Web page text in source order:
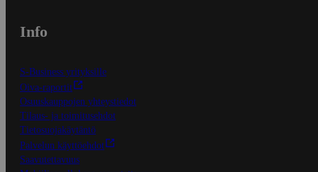
Info
S-Business yrityksille
Oiva-raportit
Osuuskauppojen yhteystiedot
Tilaus- ja toimitusehdot
Tietosuojakäytäntö
Palvelun käyttöehdot
Saavutettavuus